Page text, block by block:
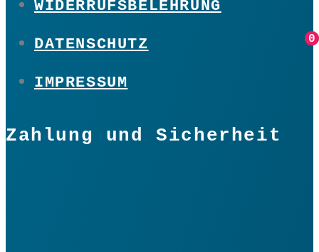
0
0
WIDERRUFSBELEHRUNG
DATENSCHUTZ
IMPRESSUM
Zahlung und Sicherheit